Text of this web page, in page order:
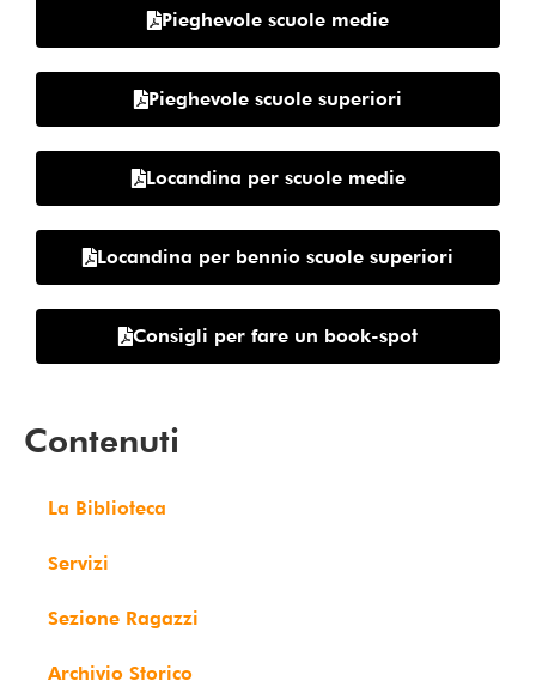
Pieghevole scuole medie
Pieghevole scuole superiori
Locandina per scuole medie
Locandina per bennio scuole superiori
Consigli per fare un book-spot
Contenuti
La Biblioteca
Servizi
Sezione Ragazzi
Archivio Storico